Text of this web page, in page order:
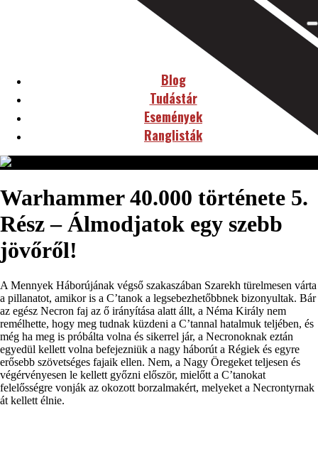
Blog
Tudástár
Események
Ranglisták
Warhammer 40.000 története 5.
Rész – Álmodjatok egy szebb
jövőről!
A Mennyek Háborújának végső szakaszában Szarekh türelmesen várta
a pillanatot, amikor is a C’tanok a legsebezhetőbbnek bizonyultak. Bár
az egész Necron faj az ő irányítása alatt állt, a Néma Király nem
remélhette, hogy meg tudnak küzdeni a C’tannal hatalmuk teljében, és
még ha meg is próbálta volna és sikerrel jár, a Necronoknak eztán
egyedül kellett volna befejezniük a nagy háborút a Régiek és egyre
erősebb szövetséges fajaik ellen. Nem, a Nagy Öregeket teljesen és
végérvényesen le kellett győzni először, mielőtt a C’tanokat
felelősségre vonják az okozott borzalmakért, melyeket a Necrontyrnak
át kellett élnie.